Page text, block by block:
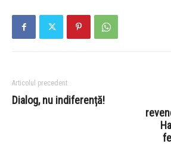
Articolul precedent
Dialog, nu indiferență!